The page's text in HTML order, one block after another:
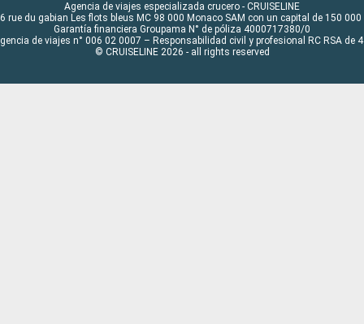
Agencia de viajes especializada crucero - CRUISELINE
rue du gabian Les flots bleus MC 98 000 Monaco SAM con un capital de 150 000
Garantía financiera Groupama N° de póliza 4000717380/0
de viajes n° 006 02 0007 – Responsabilidad civil y profesional RC RSA de
© CRUISELINE 2026 - all rights reserved